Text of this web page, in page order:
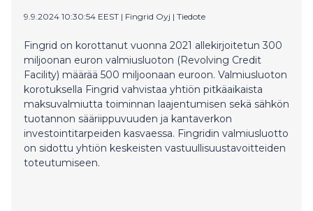
9.9.2024 10:30:54 EEST | Fingrid Oyj | Tiedote
Fingrid on korottanut vuonna 2021 allekirjoitetun 300
miljoonan euron valmiusluoton (Revolving Credit
Facility) määrää 500 miljoonaan euroon. Valmiusluoton
korotuksella Fingrid vahvistaa yhtiön pitkäaikaista
maksuvalmiutta toiminnan laajentumisen sekä sähkön
tuotannon sääriippuvuuden ja kantaverkon
investointitarpeiden kasvaessa. Fingridin valmiusluotto
on sidottu yhtiön keskeisten vastuullisuustavoitteiden
toteutumiseen.